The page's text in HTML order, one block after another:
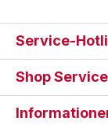
Service-
Shop Service